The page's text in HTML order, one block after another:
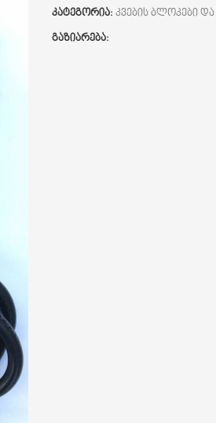
კატეგორია: კვების ბლოკები და
გაზიარება: